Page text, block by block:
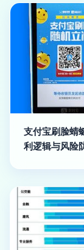
支付宝刷脸蜻
利逻辑与风险